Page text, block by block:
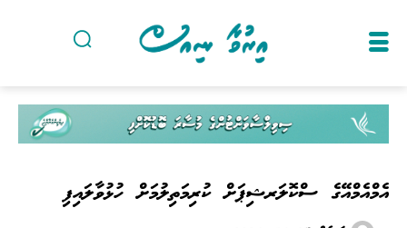
އެމްއެމްއޭގެ ސްކޮލަރޝިޕަށް ކުރިމަތިލުމަށް ހުޅުވާލައިފި